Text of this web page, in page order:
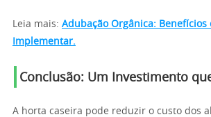
Leia mais: Adubação Orgânica: Benefícios
Implementar.
Conclusão: Um Investimento
A horta caseira pode reduzir o custo dos